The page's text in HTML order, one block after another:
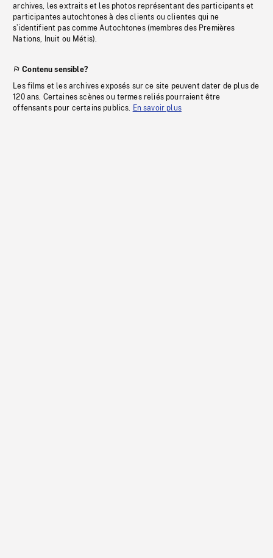
archives, les extraits et les photos représentant des participants et
participantes autochtones à des clients ou clientes qui ne
s’identifient pas comme Autochtones (membres des Premières
Nations, Inuit ou Métis).
Contenu sensible?
Les films et les archives exposés sur ce site peuvent dater de plus de
120 ans. Certaines scènes ou termes reliés pourraient être
offensants pour certains publics. En savoir plus